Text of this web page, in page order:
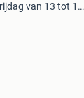
van 13 tot 17